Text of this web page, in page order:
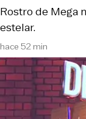
hace 52 min
Rostro de Mega
estelar.